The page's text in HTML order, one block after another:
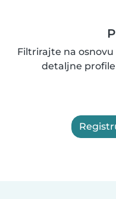
Filtrirajte na
detaljne